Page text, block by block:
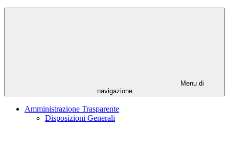
Menu di
navigazione
Amministrazione Trasparente
Disposizioni Generali